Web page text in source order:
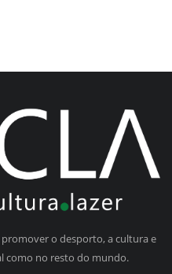
o desporto, a cultura e
como no resto do mundo.